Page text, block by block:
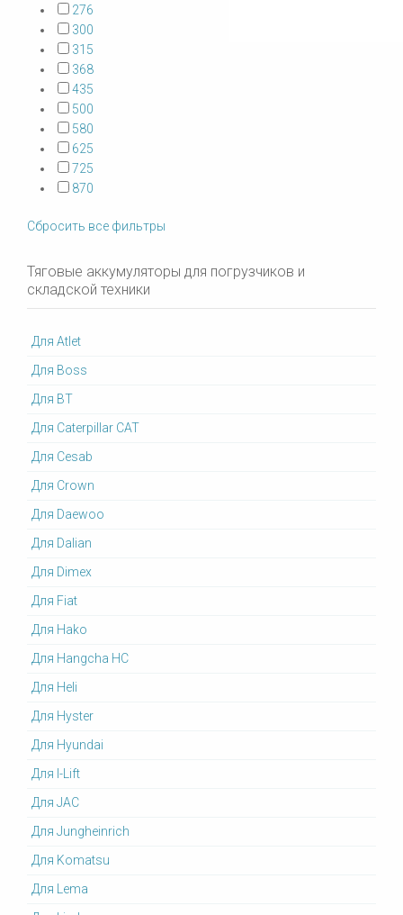
276
300
315
368
435
500
580
625
725
870
Сбросить все фильтры
Тяговые аккумуляторы для погрузчиков и
складской техники
Для Atlet
Для Boss
Для BT
Для Caterpillar CAT
Для Cesab
Для Crown
Для Daewoo
Для Dalian
Для Dimex
Для Fiat
Для Hako
Для Hangcha HC
Для Heli
Для Hyster
Для Hyundai
Для I-Lift
Для JAC
Для Jungheinrich
Для Komatsu
Для Lema